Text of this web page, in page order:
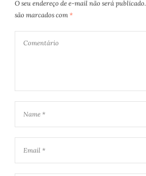
O seu endereço de e-mail não será publicado.
são marcados com *